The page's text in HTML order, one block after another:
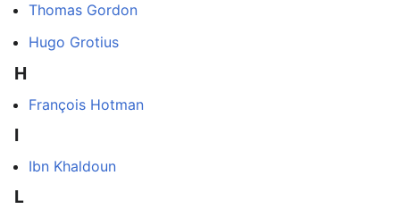
Thomas Gordon
Hugo Grotius
H
François Hotman
I
Ibn Khaldoun
L